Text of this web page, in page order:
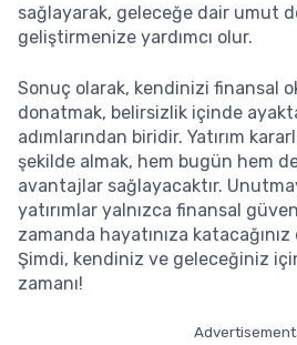
sağlayarak, geleceğe dair umut
geliştirmenize yardımcı olur.
Sonuç olarak, kendinizi finansal
donatmak, belirsizlik içinde
adımlarından biridir. Yatırım
şekilde almak, hem bugün hem
avantajlar sağlayacaktır.
yatırımlar yalnızca finansal
zamanda hayatınıza katacağınız
Şimdi, kendiniz ve geleceğiniz
zamanı!